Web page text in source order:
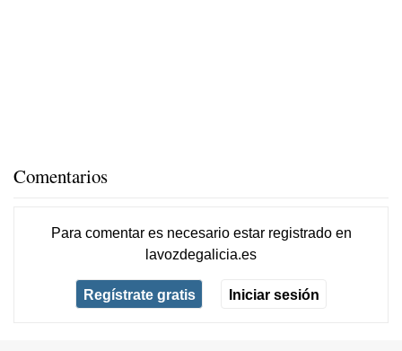
Comentarios
Para comentar es necesario estar registradoen
lavozdegalicia.es
Regístrate gratis Iniciar sesión